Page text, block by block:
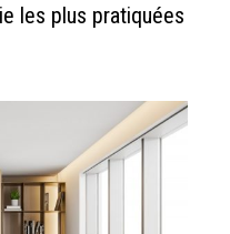
les plus pratiquées